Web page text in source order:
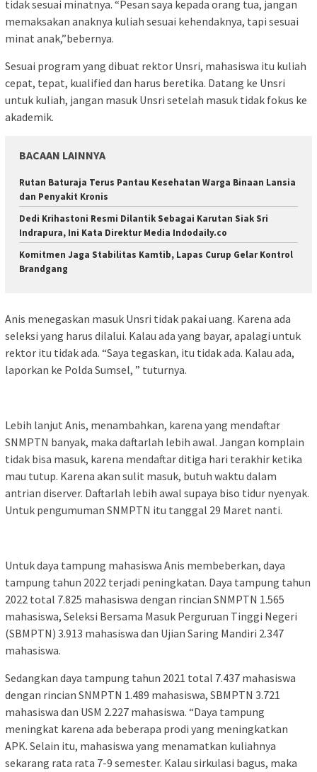
tidak sesuai minatnya. “Pesan saya kepada orang tua, jangan
memaksakan anaknya kuliah sesuai kehendaknya, tapi sesuai
minat anak,”bebernya.
Sesuai program yang dibuat rektor Unsri, mahasiswa itu kuliah
cepat, tepat, kualified dan harus beretika. Datang ke Unsri
untuk kuliah, jangan masuk Unsri setelah masuk tidak fokus ke
akademik.
BACAAN LAINNYA
Rutan Baturaja Terus Pantau Kesehatan Warga Binaan Lansia
dan Penyakit Kronis
Dedi Krihastoni Resmi Dilantik Sebagai Karutan Siak Sri
Indrapura, Ini Kata Direktur Media Indodaily.co
Komitmen Jaga Stabilitas Kamtib, Lapas Curup Gelar Kontrol
Brandgang
Anis menegaskan masuk Unsri tidak pakai uang. Karena ada
seleksi yang harus dilalui. Kalau ada yang bayar, apalagi untuk
rektor itu tidak ada. “Saya tegaskan, itu tidak ada. Kalau ada,
laporkan ke Polda Sumsel, ” tuturnya.
Lebih lanjut Anis, menambahkan, karena yang mendaftar
SNMPTN banyak, maka daftarlah lebih awal. Jangan komplain
tidak bisa masuk, karena mendaftar ditiga hari terakhir ketika
mau tutup. Karena akan sulit masuk, butuh waktu dalam
antrian diserver. Daftarlah lebih awal supaya biso tidur nyenyak.
Untuk pengumuman SNMPTN itu tanggal 29 Maret nanti.
Untuk daya tampung mahasiswa Anis membeberkan, daya
tampung tahun 2022 terjadi peningkatan. Daya tampung tahun
2022 total 7.825 mahasiswa dengan rincian SNMPTN 1.565
mahasiswa, Seleksi Bersama Masuk Perguruan Tinggi Negeri
(SBMPTN) 3.913 mahasiswa dan Ujian Saring Mandiri 2.347
mahasiswa.
Sedangkan daya tampung tahun 2021 total 7.437 mahasiswa
dengan rincian SNMPTN 1.489 mahasiswa, SBMPTN 3.721
mahasiswa dan USM 2.227 mahasiswa. “Daya tampung
meningkat karena ada beberapa prodi yang meningkatkan
APK. Selain itu, mahasiswa yang menamatkan kuliahnya
sekarang rata rata 7-9 semester. Kalau sirkulasi bagus, maka